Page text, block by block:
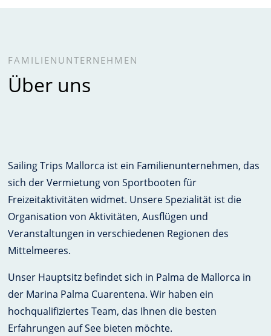
FAMILIENUNTERNEHMEN
Über uns
Sailing Trips Mallorca ist ein Familienunternehmen, das
sich der Vermietung von Sportbooten für
Freizeitaktivitäten widmet. Unsere Spezialität ist die
Organisation von Aktivitäten, Ausflügen und
Veranstaltungen in verschiedenen Regionen des
Mittelmeeres.
Unser Hauptsitz befindet sich in Palma de Mallorca in
der Marina Palma Cuarentena. Wir haben ein
hochqualifiziertes Team, das Ihnen die besten
Erfahrungen auf See bieten möchte.